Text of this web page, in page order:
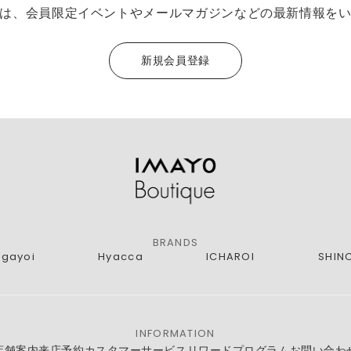
、会員限定イベントやメールマガジンなどの最新情報を
新規会員登録
BRANDS
Hyacca ICHAROI
INFORMATION